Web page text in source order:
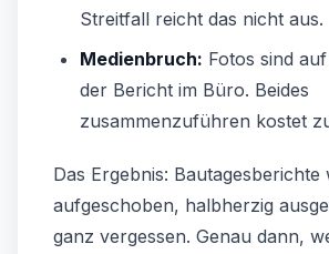
Streitfall reicht das nicht aus.
Medienbruch: Fotos sind
der Bericht im Büro. Beides
zusammenzuführen kostet
Das Ergebnis: Bautagesberichte
aufgeschoben, halbherzig
ganz vergessen. Genau dann,